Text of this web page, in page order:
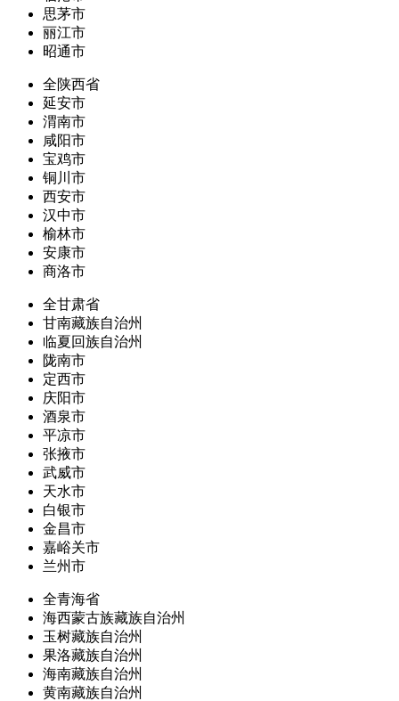
思茅市
丽江市
昭通市
全陕西省
延安市
渭南市
咸阳市
宝鸡市
铜川市
西安市
汉中市
榆林市
安康市
商洛市
全甘肃省
甘南藏族自治州
临夏回族自治州
陇南市
定西市
庆阳市
酒泉市
平凉市
张掖市
武威市
天水市
白银市
金昌市
嘉峪关市
兰州市
全青海省
海西蒙古族藏族自治州
玉树藏族自治州
果洛藏族自治州
海南藏族自治州
黄南藏族自治州